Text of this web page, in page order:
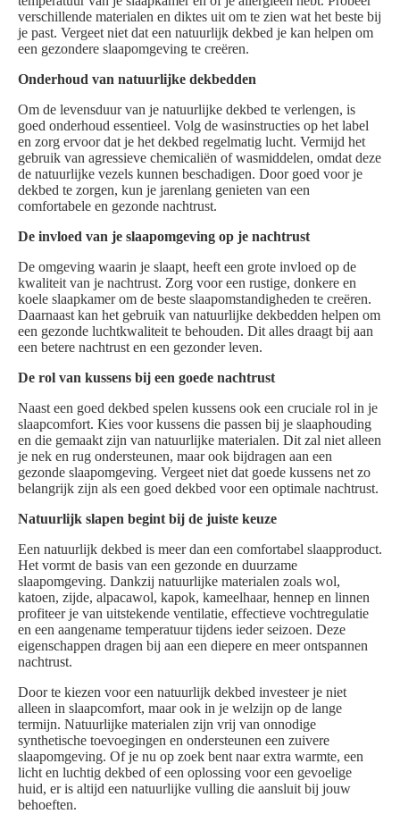
verschillende materialen en diktes uit om te zien wat het beste bij
je past. Vergeet niet dat een natuurlijk dekbed je kan helpen om
een gezondere slaapomgeving te creëren.
Onderhoud van natuurlijke dekbedden
Om de levensduur van je natuurlijke dekbed te verlengen, is
goed onderhoud essentieel. Volg de wasinstructies op het label
en zorg ervoor dat je het dekbed regelmatig lucht. Vermijd het
gebruik van agressieve chemicaliën of wasmiddelen, omdat deze
de natuurlijke vezels kunnen beschadigen. Door goed voor je
dekbed te zorgen, kun je jarenlang genieten van een
comfortabele en gezonde nachtrust.
De invloed van je slaapomgeving op je nachtrust
De omgeving waarin je slaapt, heeft een grote invloed op de
kwaliteit van je nachtrust. Zorg voor een rustige, donkere en
koele slaapkamer om de beste slaapomstandigheden te creëren.
Daarnaast kan het gebruik van natuurlijke dekbedden helpen om
een gezonde luchtkwaliteit te behouden. Dit alles draagt bij aan
een betere nachtrust en een gezonder leven.
De rol van kussens bij een goede nachtrust
Naast een goed dekbed spelen kussens ook een cruciale rol in je
slaapcomfort. Kies voor kussens die passen bij je slaaphouding
en die gemaakt zijn van natuurlijke materialen. Dit zal niet alleen
je nek en rug ondersteunen, maar ook bijdragen aan een
gezonde slaapomgeving. Vergeet niet dat goede kussens net zo
belangrijk zijn als een goed dekbed voor een optimale nachtrust.
Natuurlijk slapen begint bij de juiste keuze
Een natuurlijk dekbed is meer dan een comfortabel slaapproduct.
Het vormt de basis van een gezonde en duurzame
slaapomgeving. Dankzij natuurlijke materialen zoals wol,
katoen, zijde, alpacawol, kapok, kameelhaar, hennep en linnen
profiteer je van uitstekende ventilatie, effectieve vochtregulatie
en een aangename temperatuur tijdens ieder seizoen. Deze
eigenschappen dragen bij aan een diepere en meer ontspannen
nachtrust.
Door te kiezen voor een natuurlijk dekbed investeer je niet
alleen in slaapcomfort, maar ook in je welzijn op de lange
termijn. Natuurlijke materialen zijn vrij van onnodige
synthetische toevoegingen en ondersteunen een zuivere
slaapomgeving. Of je nu op zoek bent naar extra warmte, een
licht en luchtig dekbed of een oplossing voor een gevoelige
huid, er is altijd een natuurlijke vulling die aansluit bij jouw
behoeften.